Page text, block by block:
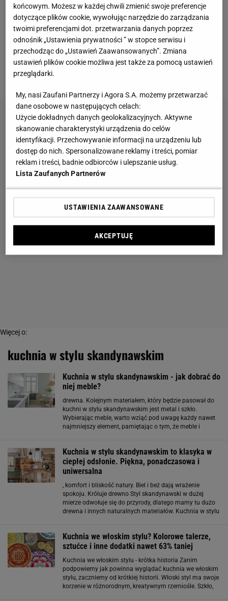
Vintage gramofony wracają do łask. Polacy na
nowo pokochali vinyle
Ta luksusowa enklawa na Phuket była kiedyś
Więcej o:
kuchnia w stylu skandynawskim
Kuchnia w stylu skandynawskim - jak dobrać do
niej meble?
drewna. Kolejnym materiałem, który będzie pasował do
kuchni w stylu skandynawskim jest metal i szkło.
Wybierając meble, warto wziąć pod uwagę każdy nawet
najmniejszy element, pamiętając o tym, że meble i
Kuchnia w stylu skandynawskim to klasyka w
ciepłej odsłonie. Piękna, ponadczasowa i
uniwersalna
, komfort i bliskość natury. Biel i beż dają wrażenie
spokoju. Króluje drewno Styl skandynawski w dużej
mierze odwołuje się do przyrody, dlatego mamy tu dużo
drewna i innych naturalnych materiałów. Kuchnia w stylu
Kuchnia we włoskim stylu? Kolorowe talerze,
sztućce i inne dodatki nawet 63% taniej
Kuchnia we włoskim stylu - krótka historia Zanim
podpowiemy jak powinna wyglądać kuchnia we włoskim
stylu, zaczniemy od krótkiej historii. Włoski styl ma swoje
korzenie w różnorodnym, kreatywnym rzemiośle. Szkło,
końcowym. Możesz w każdej chwili zmienić swoje preferencje
dotyczące plików cookie, wywołując narzędzie do zarządzania
twoimi preferencjami dot. przetwarzania danych poprzez
odnośnik „Ustawienia prywatności ” w stopce serwisu i
przechodząc do „Ustawień Zaawansowanych”. Zmiana
ustawień plików cookie możliwa jest także za pomocą ustawień
przeglądarki.
My, nasi Zaufani Partnerzy i Agora S.A. możemy przetwarzać
dane osobowe w następujących celach:
Użycie dokładnych danych geolokalizacyjnych. Aktywne
skanowanie charakterystyki urządzenia do celów
identyfikacji. Przechowywanie informacji na urządzeniu lub
dostęp do nich. Spersonalizowane reklamy i treści, pomiar
reklam i treści, badnie odbiorców i ulepszanie usług.
Lista Zaufanych Partnerów
USTAWIENIA ZAAWANSOWANE
AKCEPTUJĘ